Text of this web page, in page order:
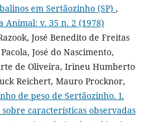
em Sertãozinho (SP) ,
v. 35 n. 2 (1978)
José Benedito de Freitas
José do Nascimento,
de Oliveira, Irineu Humberto
Reichert, Mauro Procknor,
de peso de Sertãozinho. I.
características observadas